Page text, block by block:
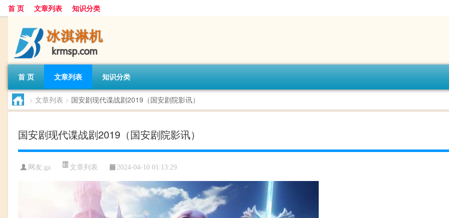
首 页 文章列表 知识分类
首 页 文章列表 知识分类
> 文章列表 > 国安剧现代谍战剧2019（国安剧院影讯）
国安剧现代谍战剧2019（国安剧院影讯）
网友:ga 文章列表 2024-04-10 01:13:29